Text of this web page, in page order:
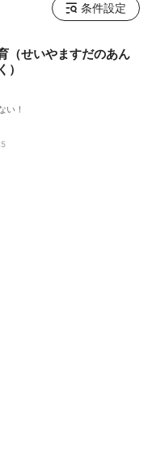
条件設定
（せいやますだのあん
い！